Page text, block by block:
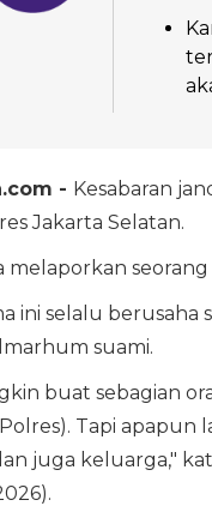
- Kesabaran
Jakarta Selatan.
melaporkan
ini selalu
suami.
buat sebagian
Tapi
juga keluarga,"